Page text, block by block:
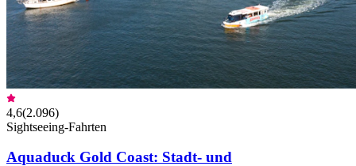
4,6(2.096)
Sightseeing-Fahrten
Aquaduck Gold Coast: Stadt- und